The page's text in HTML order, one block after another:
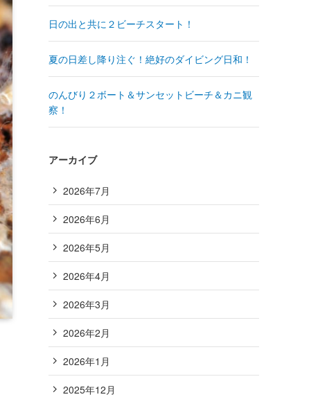
日の出と共に２ビーチスタート！
夏の日差し降り注ぐ！絶好のダイビング日和！
のんびり２ボート＆サンセットビーチ＆カニ観
察！
アーカイブ
2026年7月
2026年6月
2026年5月
2026年4月
2026年3月
2026年2月
2026年1月
2025年12月